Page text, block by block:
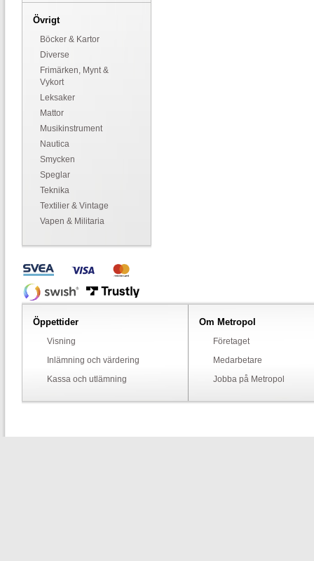
Övrigt
Böcker & Kartor
Diverse
Frimärken, Mynt &
Vykort
Leksaker
Mattor
Musikinstrument
Nautica
Smycken
Speglar
Teknika
Textilier & Vintage
Vapen & Militaria
Öppettider
Visning
Inlämning och värdering
Kassa och utlämning
Om Metropol
Företaget
Medarbetare
Jobba på Metropol